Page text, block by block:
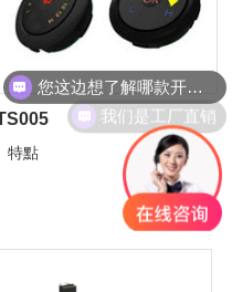
特點
您这边想了解哪款开关？
我们是工厂直销